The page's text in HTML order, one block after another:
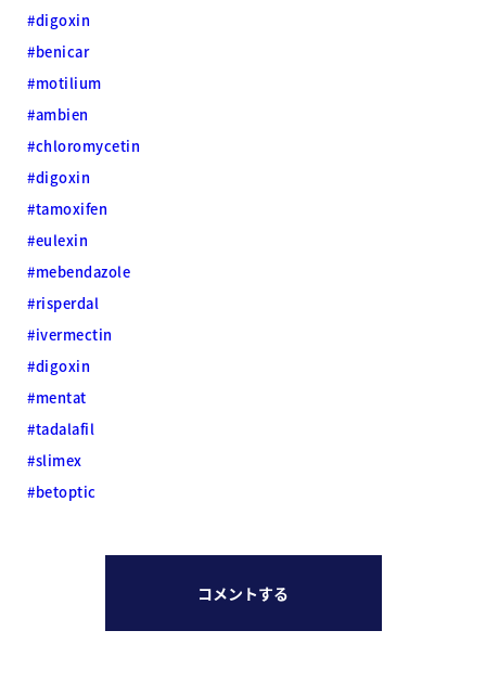
#digoxin
#benicar
#motilium
#ambien
#chloromycetin
#digoxin
#tamoxifen
#eulexin
#mebendazole
#risperdal
#ivermectin
#digoxin
#mentat
#tadalafil
#slimex
#betoptic
コメントする